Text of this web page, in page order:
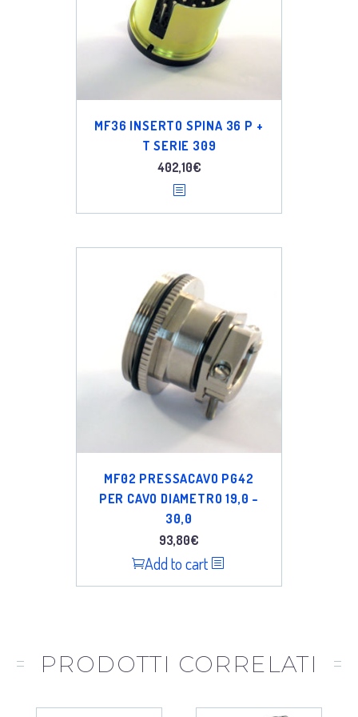
MF36 INSERTO SPINA 36 P +
T SERIE 309
402,10€
MF02 PRESSACAVO PG42
PER CAVO DIAMETRO 19,0 –
30,0
93,80€
Add to cart
PRODOTTI CORRELATI